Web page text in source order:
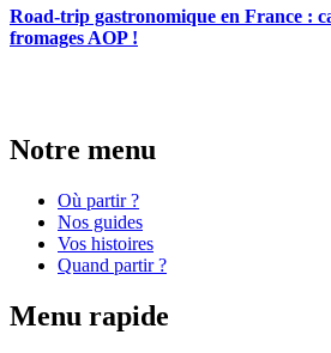
Road-trip gastronomique en France :
fromages AOP !
Notre menu
Où partir ?
Nos guides
Vos histoires
Quand partir ?
Menu rapide